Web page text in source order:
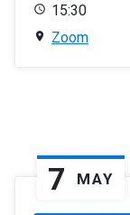
15:30
Zoom
7 MAY